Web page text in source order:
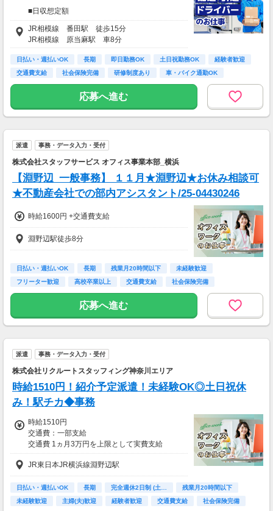
■日収想定額
19,500円～21,600円
■月収想定額
410,000円～476,000円
※日収額・月収額の最大値は残業・割増等を含
※交通費は別途実費分支給！（規定あり）
※上記月収額は月間21日～22日出勤した場合の
■その他補足
外勤務をした場合の見込み額となります。
■研修期間について
※研修期間（2週間程）は、時給1,350円（日収
JR相模線 番田駅 徒歩15分
JR相模線 原当麻駅 車8分
日払い・週払いOK 長期 即日勤務OK 土日祝勤務OK
経験者歓迎
交通費支給
社会保険完備 研修制度あり 車・バイク通勤OK
応募へ進む
派遣 事務・データ入力・受付
株式会社スタッフサービス オフィス事業本部_横浜
【淵野辺_一般事務】 １１月★淵野辺★お休み相談可
★不動産会社での部内アシスタント/25-04430246
時給1600円 +交通費支給
淵野辺駅徒歩8分
日払い・週払いOK 長期 残業月20時間以下
未経験歓迎
フリーター歓迎
高校卒業以上 交通費支給
社会保険完備
研修制度あり
応募へ進む
派遣 事務・データ入力・受付
株式会社リクルートスタッフィング神奈川エリア
時給1510円！紹介予定派遣！未経験OK◎土日祝休
み！駅チカ◆事務
時給1510円
交通費：一部支給
交通費 1ヵ月3万円を上限として実費支給
月収例 21万1400円 時給1510円×実働7h×週5日
×4週
※月収例を保証するものではありません。
※給与即受取りサービス利用可（利用条件有）
JR東日本JR横浜線淵野辺駅
日払い・週払いOK 長期 完全週休2日制 (土…
残業月20時間以下
未経験歓迎
主婦(夫)歓迎 経験者歓迎 交通費支給 社会保険完備